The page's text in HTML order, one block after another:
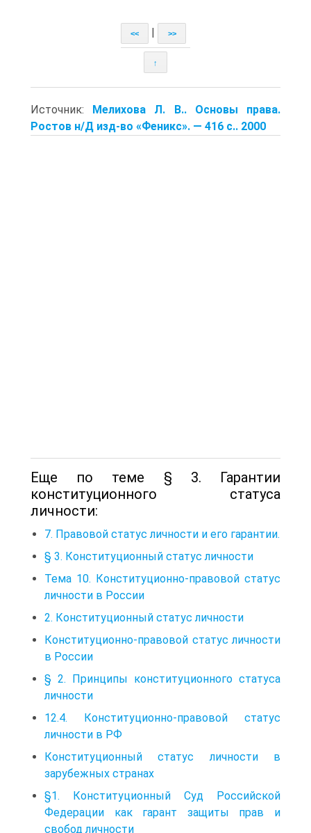
<< >>
↑
Источник: Мелихова Л. В.. Основы права.
Ростов н/Д изд-во «Феникс». — 416 с.. 2000
Еще по теме § 3. Гарантии
конституционного статуса
личности:
7. Правовой статус личности и его гарантии.
§ 3. Конституционный статус личности
Тема 10. Конституционно-правовой статус
личности в России
2. Конституционный статус личности
Конституционно-правовой статус личности
в России
§ 2. Принципы конституционного статуса
личности
12.4. Конституционно-правовой статус
личности в РФ
Конституционный статус личности в
зарубежных странах
§1. Конституционный Суд Российской
Федерации как гарант защиты прав и
свобод личности